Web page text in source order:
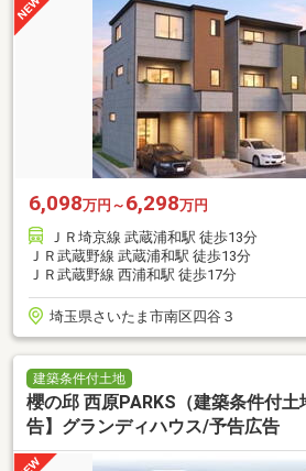
6,098万円～ 6,298万円
ＪＲ埼京線 武蔵浦和駅 徒歩13分
ＪＲ武蔵野線 武蔵浦和駅 徒歩13分
ＪＲ武蔵野線 西浦和駅 徒歩17分
埼玉県さいたま市南区四谷３
建築条件付土地
櫻の邱 西原PARKS（建築条件付
告】グランディハウス/予告広告